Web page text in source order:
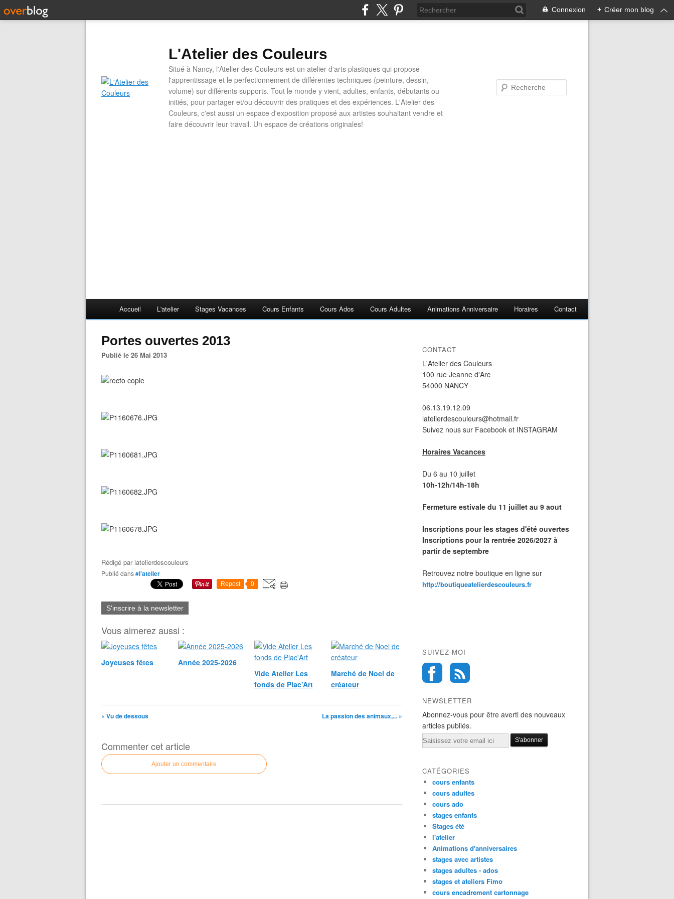
Connexion + Créer mon blog
L'Atelier des Couleurs
Situé à Nancy, l'Atelier des Couleurs est un atelier d'arts plastiques qui propose
l'apprentissage et le perfectionnement de différentes techniques (peinture, dessin,
volume) sur différents supports. Tout le monde y vient, adultes, enfants, débutants ou
initiés, pour partager et/ou découvrir des pratiques et des expériences. L'Atelier des
Couleurs, c'est aussi un espace d'exposition proposé aux artistes souhaitant vendre et
faire découvrir leur travail. Un espace de créations originales!
Accueil L'atelier Stages Vacances Cours Enfants Cours Ados Cours Adultes Animations Anniversaire Horaires Contact
Portes ouvertes 2013
Publié le 26 Mai 2013
Rédigé par latelierdescouleurs
Publié dans#l'atelier
Repost 0
S'inscrire à la newsletter
Vous aimerez aussi :
Joyeuses fêtes
Année 2025-2026
Vide Atelier Les
fonds de Plac'Art
Marché de Noel de
créateur
« Vu de dessous La passion des animaux,... »
Commenter cet article
Ajouter un commentaire
CONTACT
L'Atelier des Couleurs
100 rue Jeanne d'Arc
54000 NANCY
06.13.19.12.09
latelierdescouleurs@hotmail.fr
Suivez nous sur Facebook et INSTAGRAM
Horaires Vacances
Du 6 au 10 juillet
10h-12h/14h-18h
Fermeture estivale du 11 juillet au 9 aout
Inscriptions pour les stages d'été ouvertes
Inscriptions pour la rentrée 2026/2027 à
partir de septembre
Retrouvez notre boutique en ligne sur
http://boutiqueatelierdescouleurs.fr
SUIVEZ-MOI
NEWSLETTER
Abonnez-vous pour être averti des nouveaux
articles publiés.
Email
CATÉGORIES
cours enfants
cours adultes
cours ado
stages enfants
Stages été
l'atelier
Animations d'anniversaires
stages avec artistes
stages adultes - ados
stages et ateliers Fimo
cours encadrement cartonnage